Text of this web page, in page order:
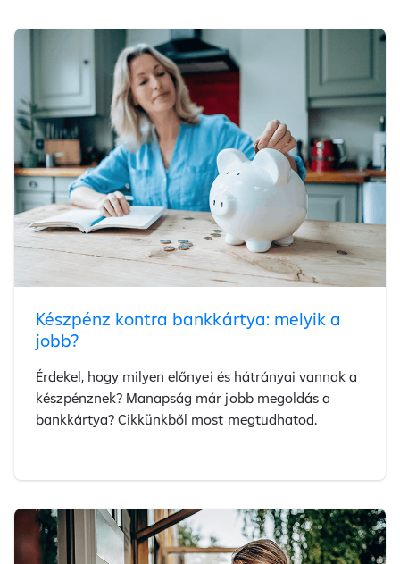
Készpénz kontra bankkártya: melyik a
jobb?
Érdekel, hogy milyen előnyei és hátrányai vannak a
készpénznek? Manapság már jobb megoldás a
bankkártya? Cikkünkből most megtudhatod.